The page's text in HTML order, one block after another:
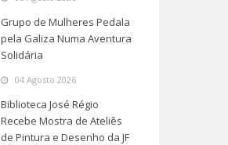
Grupo de Mulheres Pedala
pela Galiza Numa Aventura
Solidária
04 Agosto 2026
Biblioteca José Régio
Recebe Mostra de Ateliês
de Pintura e Desenho da JF